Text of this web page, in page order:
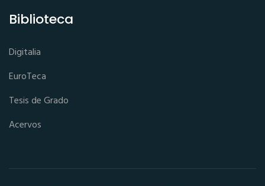
Biblioteca
Digitalia
EuroTeca
Tesis de Grado
Acervos